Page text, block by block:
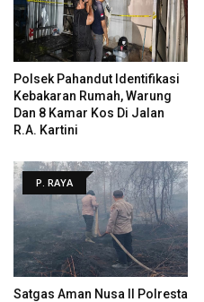
Polsek Pahandut Identifikasi
Kebakaran Rumah, Warung
Dan 8 Kamar Kos Di Jalan
R.A. Kartini
P. RAYA
Satgas Aman Nusa II Polresta